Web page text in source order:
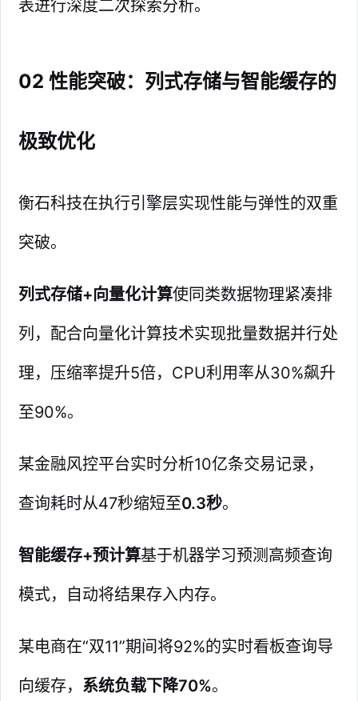
表进行深度二次探索分析。
02 性能突破：列式存储与智能缓存的
极致优化
衡石科技在执行引擎层实现性能与弹性的双重
突破。
列式存储+向量化计算使同类数据物理紧凑排
列，配合向量化计算技术实现批量数据并行处
理，压缩率提升5倍，CPU利用率从30%飙升
至90%。
某金融风控平台实时分析10亿条交易记录，
查询耗时从47秒缩短至0.3秒。
智能缓存+预计算基于机器学习预测高频查询
模式，自动将结果存入内存。
某电商在“双11”期间将92%的实时看板查询导
向缓存， 系统负载下降70%。